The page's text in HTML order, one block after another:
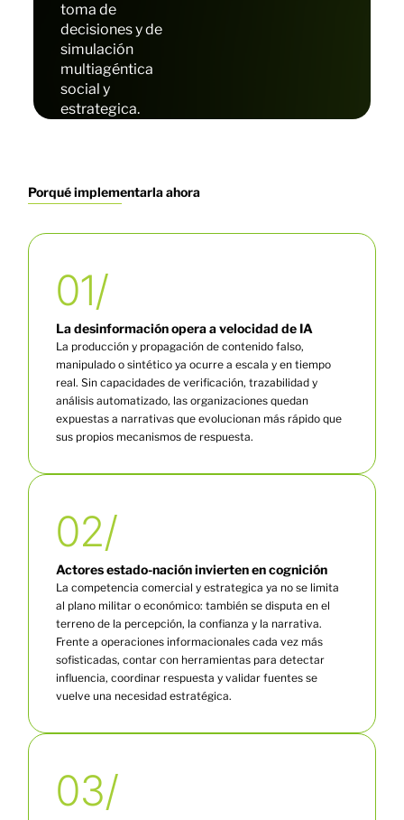
toma de
decisiones y de
simulación
multiagéntica
social y
estrategica.
Porqué implementarla ahora
01/
La desinformación opera a velocidad de IA
La producción y propagación decontenidofalso,
manipuladoosintéticoyaocurreaescalayentiempo
real.Sincapacidadesdeverificación,trazabilidady
análisisautomatizado, lasorganizacionesquedan
expuestasa narrativasqueevolucionan más rápidoque
sus propios mecanismosde respuesta.
02/
Actores estado-nación invierten en cognición
La competencia comercial y estrategica ya no se limita
al plano militar o económico: también se disputa en el
terreno de la percepción, la confianza y la narrativa.
Frente a operaciones informacionales cada vez más
sofisticadas, contar con herramientas para detectar
influencia, coordinar respuesta y validar fuentes se
vuelve una necesidad estratégica.
03/